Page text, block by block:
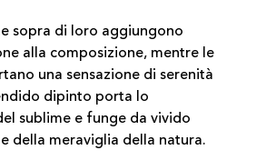
sopra di loro aggiungono
alla composizione, mentre le
una sensazione di serenità
dipinto porta lo
sublime e funge da vivido
della meraviglia della natura.